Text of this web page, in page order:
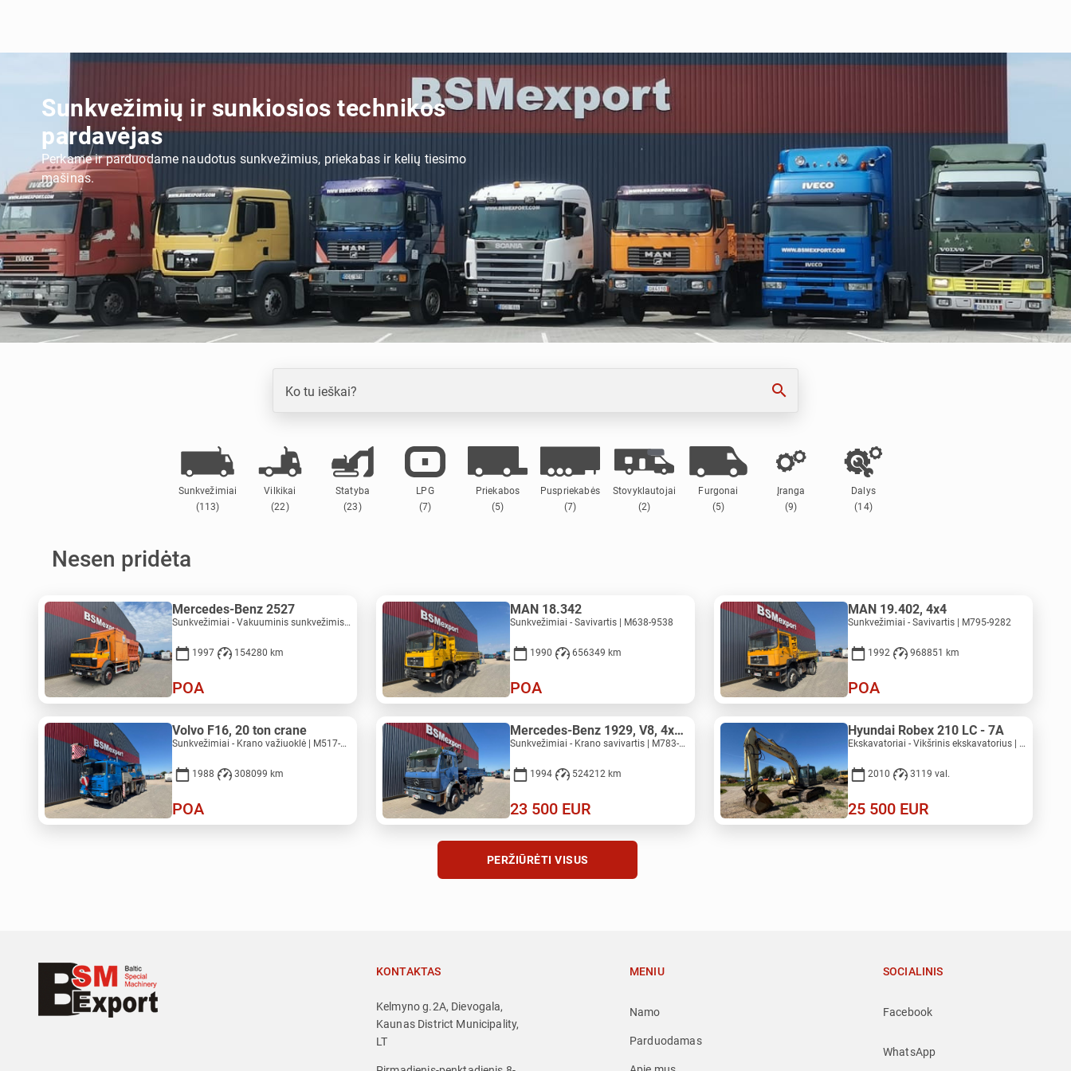
Sunkvežimių ir sunkiosios technikos
pardavėjas
Perkame ir parduodame naudotus sunkvežimius, priekabas ir kelių tiesimo
mašinas.
Ko tu ieškai? search
Sunkvežimiai
(113)
Vilkikai
(22)
Statyba
(23)
LPG
(7)
Priekabos
(5)
Puspriekabės
(7)
Stovyklautojai
(2)
Furgonai
(5)
Įranga
(9)
Dalys
(14)
Nesen pridėta
Mercedes-Benz 2527
Sunkvežimiai - Vakuuminis sunkvežimis | M821-5793
1997 154280 km
POA
MAN 18.342
Sunkvežimiai - Savivartis | M638-9538
1990 656349 km
POA
MAN 19.402, 4x4
Sunkvežimiai - Savivartis | M795-9282
1992 968851 km
POA
Volvo F16, 20 ton crane
Sunkvežimiai - Krano važiuoklė | M517-5027
1988 308099 km
POA
Mercedes-Benz 1929, V8, 4x4, HIAB 140
Sunkvežimiai - Krano savivartis | M783-1551
1994 524212 km
23 500 EUR
Hyundai Robex 210 LC - 7A
Ekskavatoriai - Vikšrinis ekskavatorius | M053-2521
2010 3119 val.
25 500 EUR
PERŽIŪRĖTI VISUS
KONTAKTAS
Kelmyno g.2A, Dievogala,
Kaunas District Municipality,
LT
MENIU
Namo
Parduodamas
SOCIALINIS
Facebook
WhatsApp